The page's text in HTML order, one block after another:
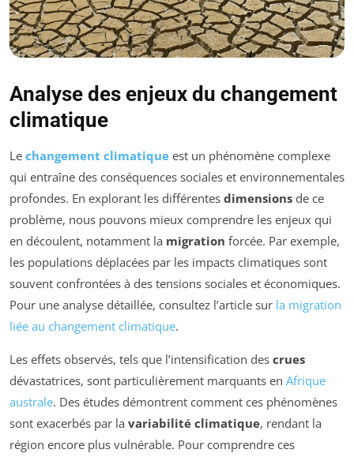
Analyse des enjeux du changement
climatique
Le changement climatique est un phénomène complexe
qui entraîne des conséquences sociales et environnementales
profondes. En explorant les différentes dimensions de ce
problème, nous pouvons mieux comprendre les enjeux qui
en découlent, notamment la migration forcée. Par exemple,
les populations déplacées par les impacts climatiques sont
souvent confrontées à des tensions sociales et économiques.
Pour une analyse détaillée, consultez l’article sur la migration
liée au changement climatique.
Les effets observés, tels que l’intensification des crues
dévastatrices, sont particulièrement marquants en Afrique
australe. Des études démontrent comment ces phénomènes
sont exacerbés par la variabilité climatique, rendant la
région encore plus vulnérable. Pour comprendre ces